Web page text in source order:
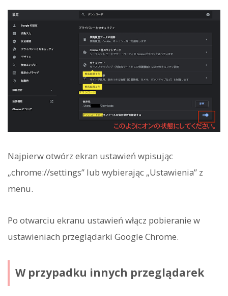
Najpierw otwórz ekran ustawień wpisując
„chrome://settings” lub wybierając „Ustawienia” z
menu.
Po otwarciu ekranu ustawień włącz pobieranie w
ustawieniach przeglądarki Google Chrome.
W przypadku innych przeglądarek